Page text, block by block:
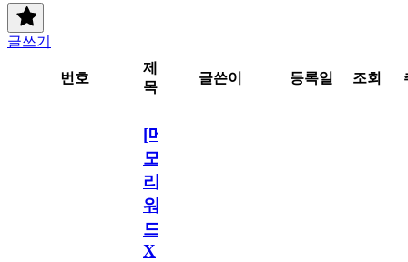
글쓰기
번호
제
목
글쓴이 등록일 조회
[메
모
리
워
드
X